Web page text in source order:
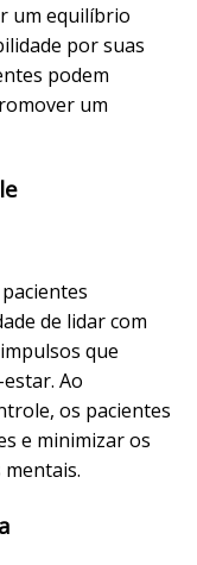
um equilíbrio
por suas
podem
um
de lidar com
que
Ao
os pacientes
e minimizar os